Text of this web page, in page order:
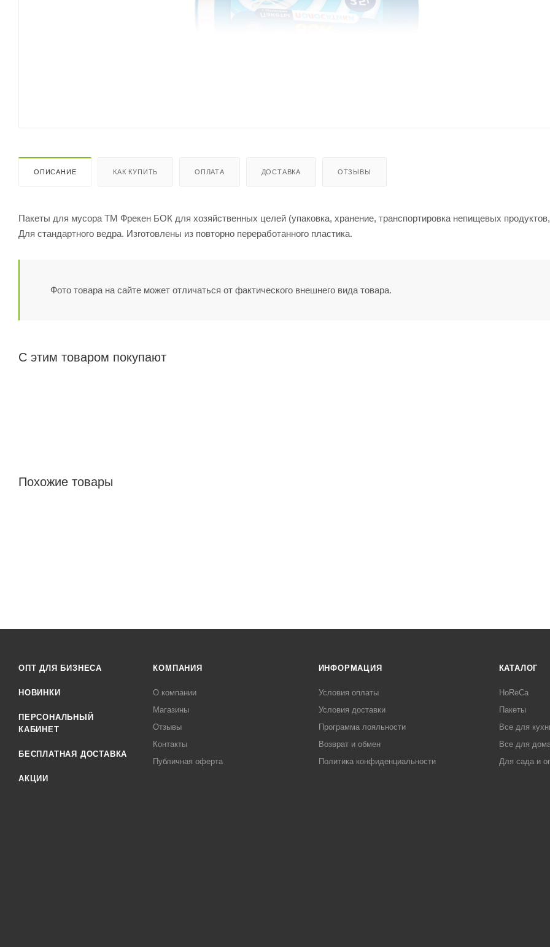
ОПИСАНИЕ КАК КУПИТЬ ОПЛАТА ДОСТАВКА ОТЗЫВЫ
Пакеты для мусора ТМ Фрекен БОК для хозяйственных целей (упаковка, хранение, транспортировка непищевых
Для стандартного ведра. Изготовлены из повторно переработанного пластика.
Фото товара на сайте может отличаться от фактического внешнего вида товара.
С этим товаром покупают
Похожие товары
ОПТ ДЛЯ БИЗНЕСА
НОВИНКИ
ПЕРСОНАЛЬНЫЙ
КАБИНЕТ
БЕСПЛАТНАЯ ДОСТАВКА
АКЦИИ
КОМПАНИЯ
О компании
Магазины
Отзывы
Контакты
Публичная оферта
ИНФОРМАЦИЯ
Условия оплаты
Условия доставки
Программа лояльности
Возврат и обмен
Политика конфиденциальности
КАТАЛОГ
HoReCa
Пакеты
Все для
Все для
Для сада и